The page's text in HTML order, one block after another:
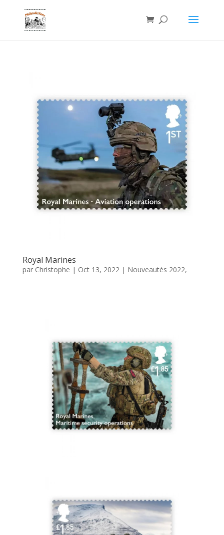
Royal Marines
par Christophe | Oct 13, 2022 | Nouveautés 2022,